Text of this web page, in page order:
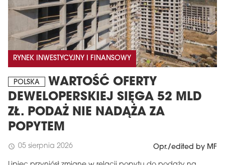
RYNEK INWESTYCYJNY I FINANSOWY
POLSKA
WARTOŚĆ OFERTY
DEWELOPERSKIEJ SIĘGA 52 MLD
ZŁ. PODAŻ NIE NADĄŻA ZA
POPYTEM
schedule 05 sierpnia 2026 Opr./edited by MF
MAGAZYN
Wydanie 6 (308)
CZERWIEC 2026
Więcej w tym wydaniu
arrow_forward
Zamów teraz!